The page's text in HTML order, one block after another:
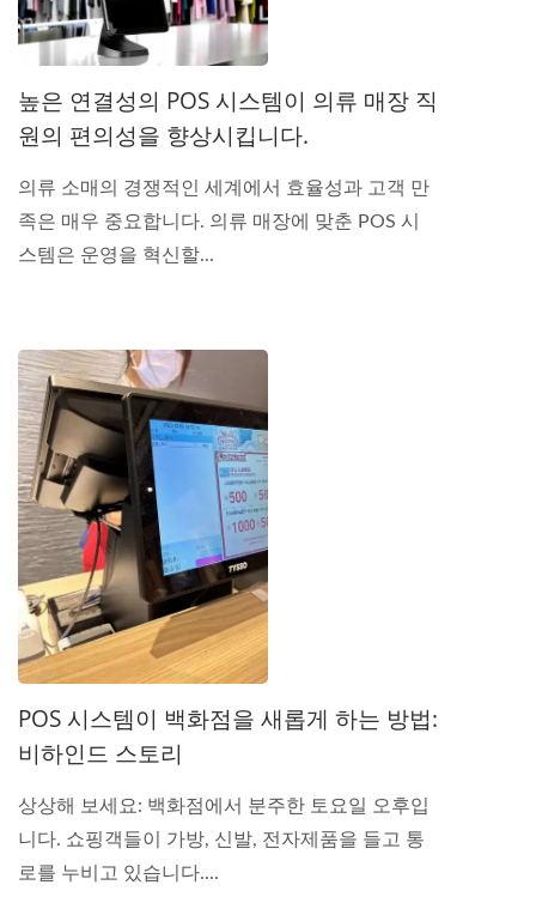
높은 연결성의 POS 시스템이 의류 매장 직
원의 편의성을 향상시킵니다.
의류 소매의 경쟁적인 세계에서 효율성과 고객 만
족은 매우 중요합니다. 의류 매장에 맞춘 POS 시
스템은 운영을 혁신할...
POS 시스템이 백화점을 새롭게 하는 방법:
비하인드 스토리
상상해 보세요: 백화점에서 분주한 토요일 오후입
니다. 쇼핑객들이 가방, 신발, 전자제품을 들고 통
로를 누비고 있습니다....